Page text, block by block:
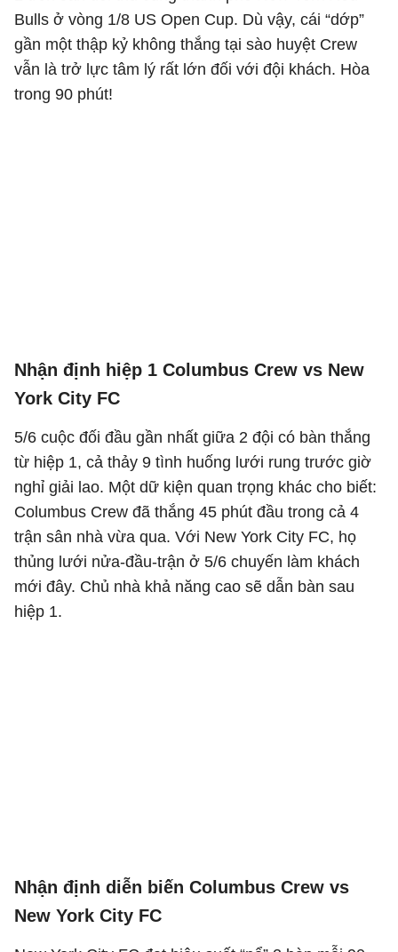
Bulls ở vòng 1/8 US Open Cup. Dù vậy, cái “dớp”
gần một thập kỷ không thắng tại sào huyệt Crew
vẫn là trở lực tâm lý rất lớn đối với đội khách. Hòa
trong 90 phút!
Nhận định hiệp 1 Columbus Crew vs New
York City FC
5/6 cuộc đối đầu gần nhất giữa 2 đội có bàn thắng
từ hiệp 1, cả thảy 9 tình huống lưới rung trước giờ
nghỉ giải lao. Một dữ kiện quan trọng khác cho biết:
Columbus Crew đã thắng 45 phút đầu trong cả 4
trận sân nhà vừa qua. Với New York City FC, họ
thủng lưới nửa-đầu-trận ở 5/6 chuyến làm khách
mới đây. Chủ nhà khả năng cao sẽ dẫn bàn sau
hiệp 1.
Nhận định diễn biến Columbus Crew vs
New York City FC